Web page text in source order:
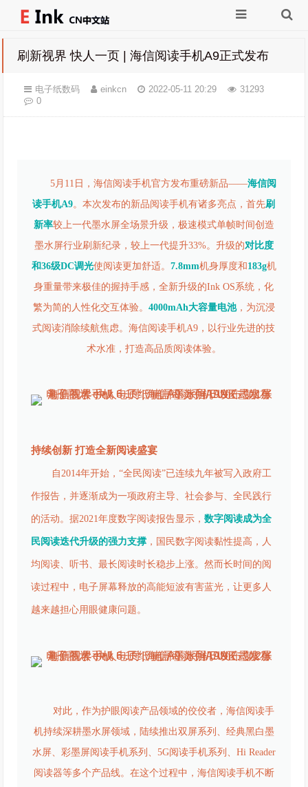
刷新视界 快人一页 | 海信阅读手机A9正式发布
电子纸数码 einkcn 2022-05-11 20:29
31293
0
5月11日，海信阅读手机官方发布重磅新品——海信阅
读手机A9。本次发布的新品阅读手机有诸多亮点，首先刷
新率较上一代墨水屏全场景升级，极速模式单帧时间创造
墨水屏行业刷新纪录，较上一代提升33%。升级的对比度
和36级DC调光使阅读更加舒适。 7.8mm机身厚度和 183g机
身重量带来极佳的握持手感，全新升级的Ink OS系统，化
繁为简的人性化交互体验。 4000mAh大容量电池，为沉浸
式阅读消除续航焦虑。海信阅读手机A9，以行业先进的技
术水准，打造高品质阅读体验。
持续创新 打造全新阅读盛宴
自2014年开始，“全民阅读”已连续九年被写入政府工
作报告，并逐渐成为一项政府主导、社会参与、全民践行
的活动。据2021年度数字阅读报告显示，数字阅读成为全
民阅读迭代升级的强力支撑 ，国民数字阅读黏性提高，人
均阅读、听书、最长阅读时长稳步上涨。然而长时间的阅
读过程中，电子屏幕释放的高能短波有害蓝光，让更多人
越来越担心用眼健康问题。
对此，作为护眼阅读产品领域的佼佼者，海信阅读手
机持续深耕墨水屏领域，陆续推出双屏系列、经典黑白墨
水屏、彩墨屏阅读手机系列、5G阅读手机系列、Hi Reader
阅读器等多个产品线。在这个过程中，海信阅读手机不断